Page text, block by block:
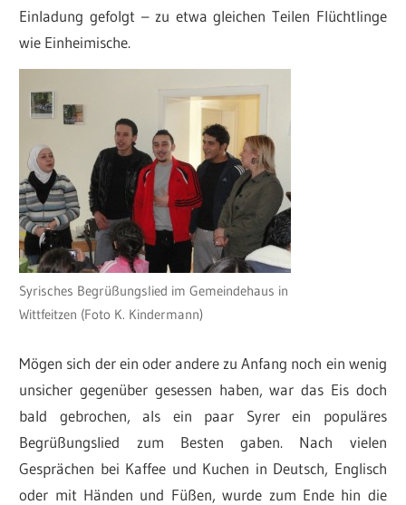
Einladung gefolgt – zu etwa gleichen Teilen Flüchtlinge
wie Einheimische.
Syrisches Begrüßungslied im Gemeindehaus in
Wittfeitzen (Foto K. Kindermann)
Mögen sich der ein oder andere zu Anfang noch ein wenig
unsicher gegenüber gesessen haben, war das Eis doch
bald gebrochen, als ein paar Syrer ein populäres
Begrüßungslied zum Besten gaben. Nach vielen
Gesprächen bei Kaffee und Kuchen in Deutsch, Englisch
oder mit Händen und Füßen, wurde zum Ende hin die